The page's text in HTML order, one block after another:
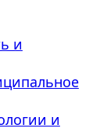
и
и